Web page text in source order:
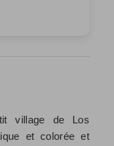
village de Los
et colorée et